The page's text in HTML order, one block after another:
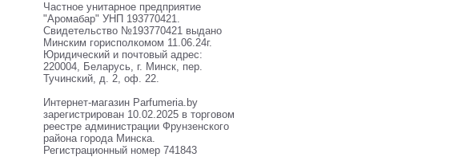
Частное унитарное предприятие
"Аромабар" УНП 193770421.
Свидетельство №193770421 выдано
Минским горисполкомом 11.06.24г.
Юридический и почтовый адрес:
220004, Беларусь, г. Минск, пер.
Тучинский, д. 2, оф. 22.
Интернет-магазин Parfumeria.by
зарегистрирован 10.02.2025 в торговом
реестре администрации Фрунзенского
района города Минска.
Регистрационный номер 741843